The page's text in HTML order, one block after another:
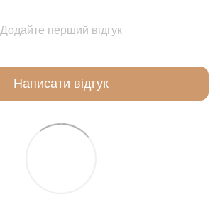
Додайте перший відгук
Написати відгук